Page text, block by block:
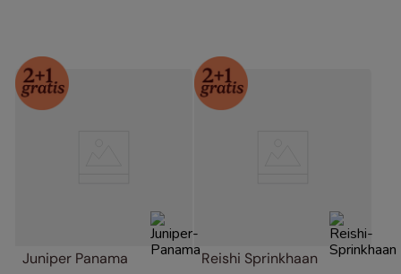
Juniper Panama Reishi Sprinkhaan